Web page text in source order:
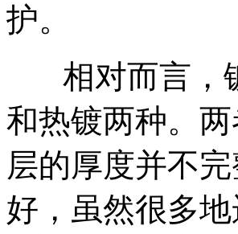
护。
相对而言，
和热镀两种。
层的厚度并不
好，虽然很多